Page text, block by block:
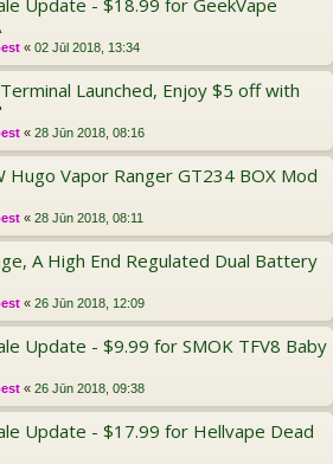
« 02 Jūl 2018, 13:34
Launched, Enjoy $5 off with
« 28 Jūn 2018, 08:16
Hugo Vapor Ranger GT234 BOX Mod
« 28 Jūn 2018, 08:11
A High End Regulated Dual Battery
« 26 Jūn 2018, 12:09
Update - $9.99 for SMOK TFV8 Baby
« 26 Jūn 2018, 09:38
Update - $17.99 for Hellvape Dead